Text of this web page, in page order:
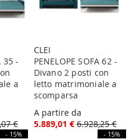
35 -
a
€
- 15%
CLEI
PENELOPE SOFA 62 -
Divano 2 posti con
letto matrimoniale a
scomparsa
A partire da
5.889,01 € 6.928,25 €
- 15%